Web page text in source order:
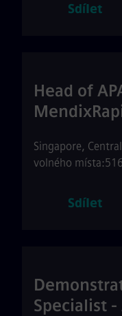
Sdílet
Head of
Singapore,
volného
Sdílet
Specialist